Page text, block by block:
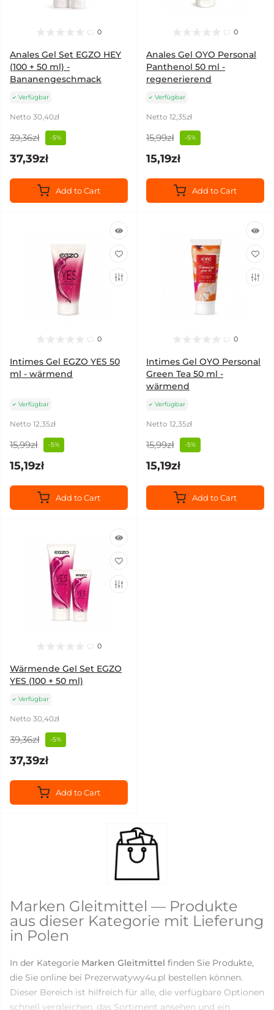
0
Anales Gel Set EGZO HEY
(100 + 50 ml) -
Bananengeschmack
Verfügbar
Netto 30,40zł
39,36zł -5%
37,39zł
Add to Cart
0
Anales Gel OYO Personal
Panthenol 50 ml -
regenerierend
Verfügbar
Netto 12,35zł
15,99zł -5%
15,19zł
Add to Cart
0
Intimes Gel EGZO YES 50
ml - wärmend
Verfügbar
Netto 12,35zł
15,99zł -5%
15,19zł
Add to Cart
0
Intimes Gel OYO Personal
Green Tea 50 ml -
wärmend
Verfügbar
Netto 12,35zł
15,99zł -5%
15,19zł
Add to Cart
0
Wärmende Gel Set EGZO
YES (100 + 50 ml)
Verfügbar
Netto 30,40zł
39,36zł -5%
37,39zł
Add to Cart
Marken Gleitmittel — Produkte
aus dieser Kategorie mit Lieferung
in Polen
In der Kategorie Marken Gleitmittel finden Sie Produkte,
die Sie online bei Prezerwatywy4u.pl bestellen können.
Dieser Bereich ist hilfreich für alle, die verfügbare Optionen
schnell vergleichen, das Sortiment ansehen und ein